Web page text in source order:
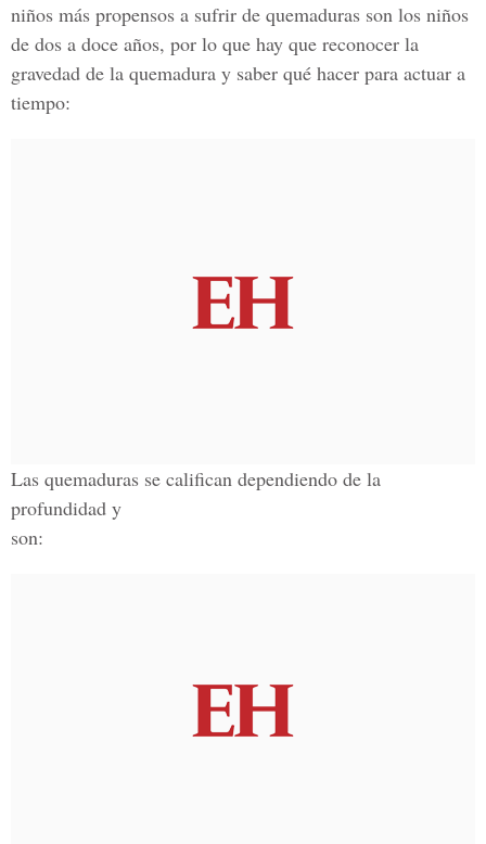
niños más propensos a sufrir de quemaduras son los niños
de dos a doce años, por lo que hay que reconocer la
gravedad de la quemadura y saber qué hacer para actuar a
tiempo:
Las quemaduras se califican dependiendo de la
profundidad y
son: